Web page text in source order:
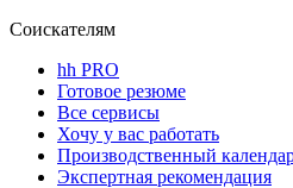
Соискателям
hh PRO
Готовое резюме
Все сервисы
Хочу у вас работать
Производственный
Экспертная рекомендация